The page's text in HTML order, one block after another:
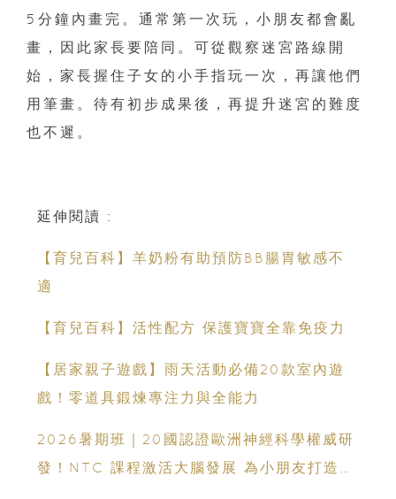
5分鐘內畫完。通常第一次玩，小朋友都會亂
畫，因此家長要陪同。可從觀察迷宮路線開
始，家長握住子女的小手指玩一次，再讓他們
用筆畫。待有初步成果後，再提升迷宮的難度
也不遲。
延伸閱讀 :
【育兒百科】羊奶粉有助預防BB腸胃敏感不
適
【育兒百科】活性配方 保護寶寶全靠免疫力
【居家親子遊戲】雨天活動必備20款室內遊
戲！零道具鍛煉專注力與全能力
2026暑期班｜20國認證歐洲神經科學權威研
發！NTC 課程激活大腦發展 為小朋友打造未